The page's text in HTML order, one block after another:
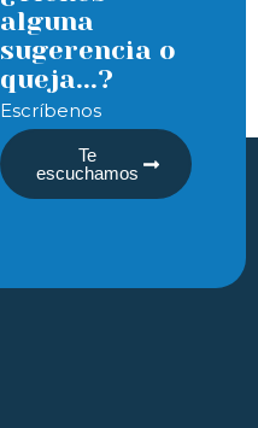
alguna
sugerencia o
queja...?
Escríbenos
Te
escuchamos